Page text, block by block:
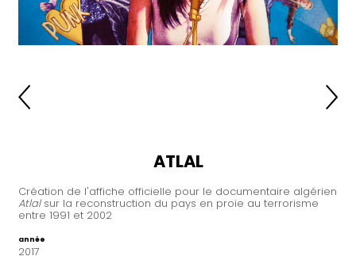
ATLAL
Création de l'affiche officielle pour le documentaire algérien
Atlalsur la reconstruction du pays en proie au terrorisme
entre 1991 et 2002
année
2017